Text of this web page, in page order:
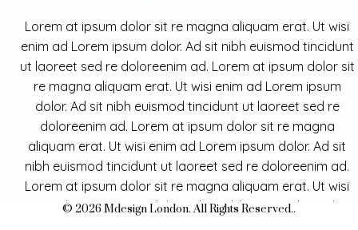
Lorem at ipsum dolor sit re magna aliquam erat. Ut wisi
enim ad Lorem ipsum dolor. Ad sit nibh euismod tincidunt
ut laoreet sed re doloreenim ad. Lorem at ipsum dolor sit
re magna aliquam erat. Ut wisi enim ad Lorem ipsum
dolor. Ad sit nibh euismod tincidunt ut laoreet sed re
doloreenim ad. Lorem at ipsum dolor sit re magna
aliquam erat. Ut wisi enim ad Lorem ipsum dolor. Ad sit
nibh euismod tincidunt ut laoreet sed re doloreenim ad.
Lorem at ipsum dolor sit re magna aliquam erat. Ut wisi
enim ad Lorem ipsum dolor. Ad sit nibh euismod tincidunt
© 2026 Mdesign London. All Rights Reserved..